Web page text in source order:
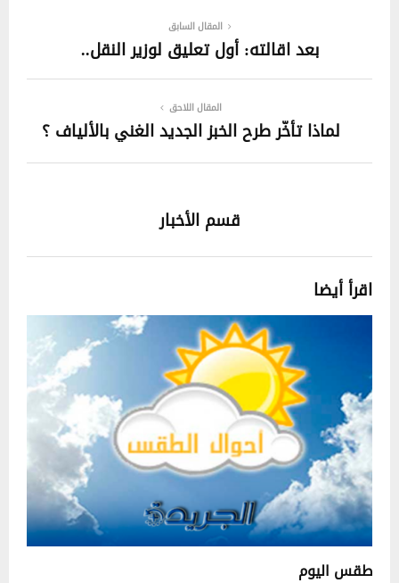
المقال السابق
بعد اقالته: أول تعليق لوزير النقل..
المقال اللاحق
لماذا تأخّر طرح الخبز الجديد الغني بالألياف ؟
قسم الأخبار
اقرأ أيضا
طقس اليوم